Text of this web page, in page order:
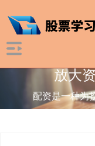
放大
配资是一种为